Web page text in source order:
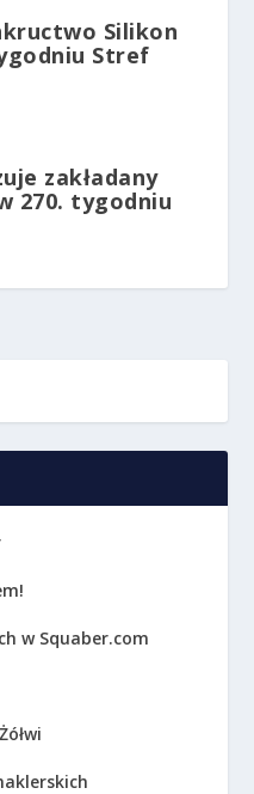
Silikon
Stref
zakładany
270. tygodniu
w Squaber.com